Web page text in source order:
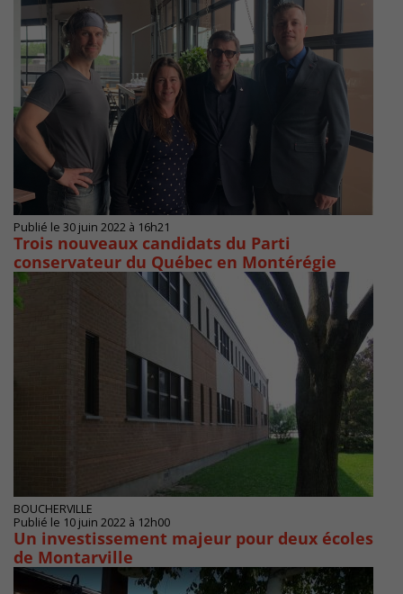
Publié le 30 juin 2022 à 16h21
Trois nouveaux candidats du Parti
conservateur du Québec en Montérégie
BOUCHERVILLE
Publié le 10 juin 2022 à 12h00
Un investissement majeur pour deux écoles
de Montarville